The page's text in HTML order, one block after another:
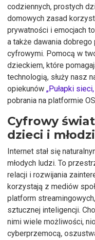
codziennych, prostych
domowych zasad
prywatności i emocjach
a także dawania dobrego
cyfrowymi. Pomocą w
dzieckiem, które
technologią, służy nasz
opiekunów „Pułapki
pobrania na platformie
Cyfrowy
dzieci i
Internet stał się
młodych ludzi. To
relacji i rozwijania
korzystają z mediów
platform
sztucznej inteligencji.
nimi wiele możliwości,
cyberprzemocą,